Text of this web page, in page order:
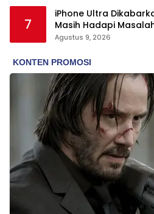
7
iPhone Ultra
Masih Hadapi
Agustus 9, 2026